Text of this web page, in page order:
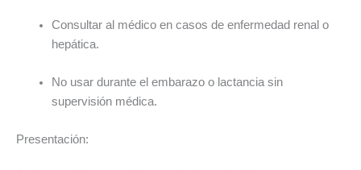
Consultar al médico en casos de enfermedad renal o
hepática.
No usar durante el embarazo o lactancia sin
supervisión médica.
Presentación: